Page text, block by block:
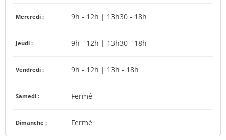
Mercredi : 9h - 12h | 13h30 - 18h
Jeudi : 9h - 12h | 13h30 - 18h
Vendredi : 9h - 12h | 13h - 18h
Samedi : Fermé
Dimanche : Fermé